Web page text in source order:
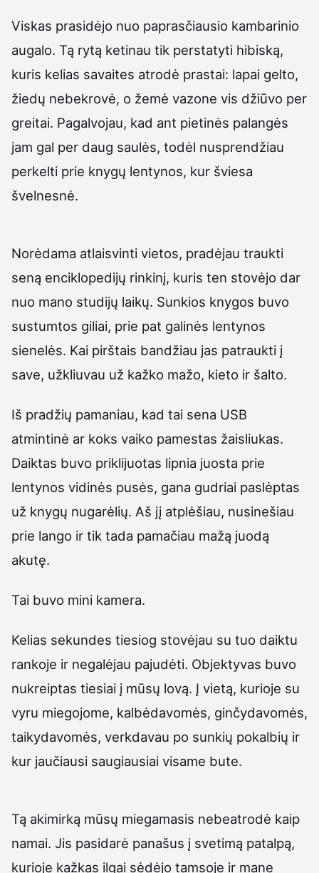
Viskas prasidėjo nuo paprasčiausio kambarinio
augalo. Tą rytą ketinau tik perstatyti hibiską,
kuris kelias savaites atrodė prastai: lapai gelto,
žiedų nebekrovė, o žemė vazone vis džiūvo per
greitai. Pagalvojau, kad ant pietinės palangės
jam gal per daug saulės, todėl nusprendžiau
perkelti prie knygų lentynos, kur šviesa
švelnesnė.
Norėdama atlaisvinti vietos, pradėjau traukti
seną enciklopedijų rinkinį, kuris ten stovėjo dar
nuo mano studijų laikų. Sunkios knygos buvo
sustumtos giliai, prie pat galinės lentynos
sienelės. Kai pirštais bandžiau jas patraukti į
save, užkliuvau už kažko mažo, kieto ir šalto.
Iš pradžių pamaniau, kad tai sena USB
atmintinė ar koks vaiko pamestas žaisliukas.
Daiktas buvo priklijuotas lipnia juosta prie
lentynos vidinės pusės, gana gudriai paslėptas
už knygų nugarėlių. Aš jį atplėšiau, nusinešiau
prie lango ir tik tada pamačiau mažą juodą
akutę.
Tai buvo mini kamera.
Kelias sekundes tiesiog stovėjau su tuo daiktu
rankoje ir negalėjau pajudėti. Objektyvas buvo
nukreiptas tiesiai į mūsų lovą. Į vietą, kurioje su
vyru miegojome, kalbėdavomės, ginčydavomės,
taikydavomės, verkdavau po sunkių pokalbių ir
kur jaučiausi saugiausiai visame bute.
Tą akimirką mūsų miegamasis nebeatrodė kaip
namai. Jis pasidarė panašus į svetimą patalpą,
kurioje kažkas ilgai sėdėjo tamsoje ir mane